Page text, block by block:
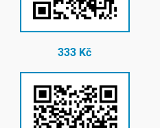
333 Kč